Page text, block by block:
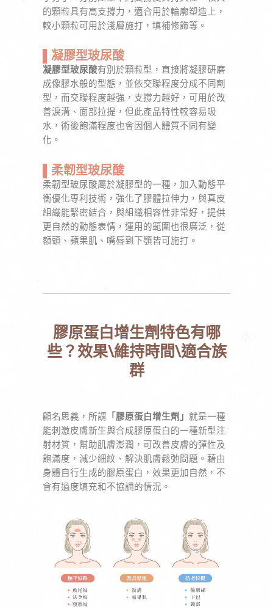
的顆粒具有高支撐力，適合用於輪廓塑造上，
較小顆粒可用於淺層施打，填補修飾等。
▌凝膠型玻尿酸
凝膠型玻尿酸有別於顆粒型，直接將凝膠研磨
成像膠水般的型態，並依交聯程度分成不同劑
型，而交聯程度越強，支撐力越好，可用於改
善淚溝、面部拉提，但此產品特性較容易吸
水，術後飽滿程度也會因個人體質不同有變
化。
▌柔韌型玻尿酸
柔韌型玻尿酸屬於凝膠型的一種，加入動態平
衡優化專利技術，強化了膠體拉伸力，與真皮
組織能緊密結合，與組織相容性非常好，提供
更自然的動態表情，運用的範圍也很廣泛，從
額頭、蘋果肌、嘴唇到下顎皆可施打。
膠原蛋白增生劑特色有哪
些？效果\維持時間\適合族
群
顧名思義，所謂 「膠原蛋白增生劑」 就是一種
能刺激皮膚新生與合成膠原蛋白的一種新型注
射材質，幫助肌膚澎潤，可改善皮膚的彈性及
飽滿度，減少細紋、解決肌膚鬆弛問題。藉由
身體自行生成的膠原蛋白，效果更加自然，不
會有過度填充和不協調的情況。